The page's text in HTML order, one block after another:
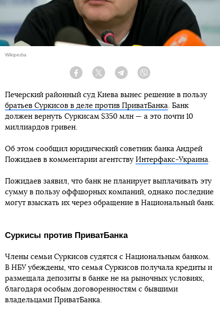
Wikipedia
Facebook Twitter Telegram
Печерский районный суд Киева вынес решение в пользу
братьев Суркисов в деле против ПриватБанка . Банк
должен вернуть Суркисам $350 млн — а это почти 10
миллиардов гривен.
Об этом сообщил юридический советник банка Андрей
Пожидаев в комментарии агентству Интерфакс-Украина
Пожидаев заявил, что банк не планирует выплачивать эту
сумму в пользу оффшорных компаний, однако последние
могут взыскать их через обращение в Национальный банк.
Суркисы против ПриватБанка
Члены семьи Суркисов судятся с Национальным банком.
В НБУ убеждены, что семья Суркисов получала кредиты и
размещала депозиты в банке не на рыночных условиях,
благодаря особым договоренностям с бывшими
владельцами ПриватБанка.